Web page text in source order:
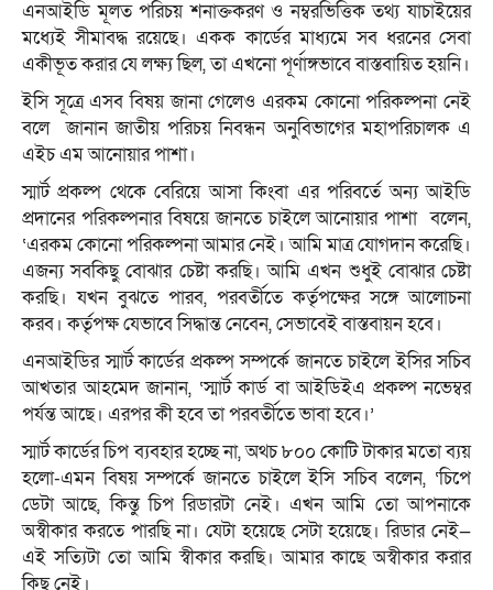
এনআইডি মূলত পরিচয় শনাক্তকরণ ও নম্বরভিত্তিক তথ্য যাচাইয়ের
মধ্যেই সীমাবদ্ধ রয়েছে। একক কার্ডের মাধ্যমে সব ধরনের সেবা
একীভূত করার যে লক্ষ্য ছিল, তা এখনো পূর্ণাঙ্গভাবে বাস্তবায়িত হয়নি।
ইসি সূত্রে এসব বিষয় জানা গেলেও এরকম কোনো পরিকল্পনা নেই
বলে জানান জাতীয় পরিচয় নিবন্ধন অনুবিভাগের মহাপরিচালক এ
এইচ এম আনোয়ার পাশা।
স্মার্ট প্রকল্প থেকে বেরিয়ে আসা কিংবা এর পরিবর্তে অন্য আইডি
প্রদানের পরিকল্পনার বিষয়ে জানতে চাইলে আনোয়ার পাশা বলেন,
‘এরকম কোনো পরিকল্পনা আমার নেই। আমি মাত্র যোগদান করেছি।
এজন্য সবকিছু বোঝার চেষ্টা করছি। আমি এখন শুধুই বোঝার চেষ্টা
করছি। যখন বুঝতে পারব, পরবর্তীতে কর্তৃপক্ষের সঙ্গে আলোচনা
করব। কর্তৃপক্ষ যেভাবে সিদ্ধান্ত নেবেন, সেভাবেই বাস্তবায়ন হবে।
এনআইডির স্মার্ট কার্ডের প্রকল্প সম্পর্কে জানতে চাইলে ইসির সচিব
আখতার আহমেদ জানান, ‘স্মার্ট কার্ড বা আইডিইএ প্রকল্প নভেম্বর
পর্যন্ত আছে। এরপর কী হবে তা পরবর্তীতে ভাবা হবে।’
স্মার্ট কার্ডের চিপ ব্যবহার হচ্ছে না, অথচ ৮০০ কোটি টাকার মতো ব্যয়
হলো-এমন বিষয় সম্পর্কে জানতে চাইলে ইসি সচিব বলেন, ‘চিপে
ডেটা আছে, কিন্তু চিপ রিডারটা নেই। এখন আমি তো আপনাকে
অস্বীকার করতে পারছি না। যেটা হয়েছে সেটা হয়েছে। রিডার নেই—
এই সত্যিটা তো আমি স্বীকার করছি। আমার কাছে অস্বীকার করার
কিছু নেই।